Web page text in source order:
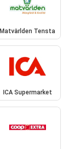
Matvärlden Tensta
ICA Supermarket